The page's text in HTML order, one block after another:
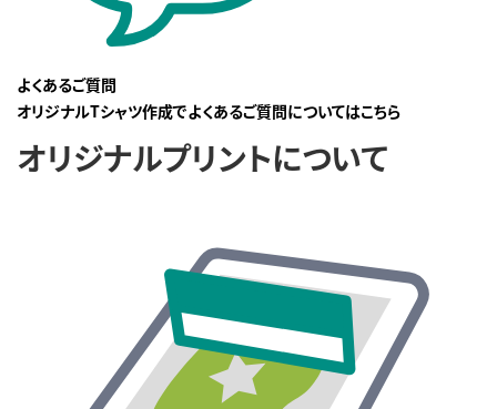
よくあるご質問
オリジナルTシャツ作成でよくあるご質問についてはこちら
オリジナルプリントについて